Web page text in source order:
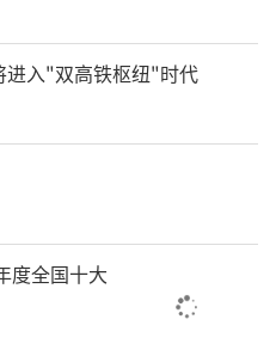
入"双高铁枢纽"时代
度全国十大